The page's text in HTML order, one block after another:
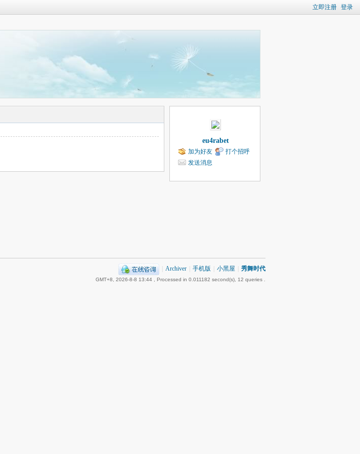
立即注册 登录
eu4rabet
加为好友
打个招呼
发送消息
Archiver 手机版 小黑屋 秀舞时代
GMT+8, 2026-8-8 13:44 , Processed in 0.011182 second(s), 12 queries .